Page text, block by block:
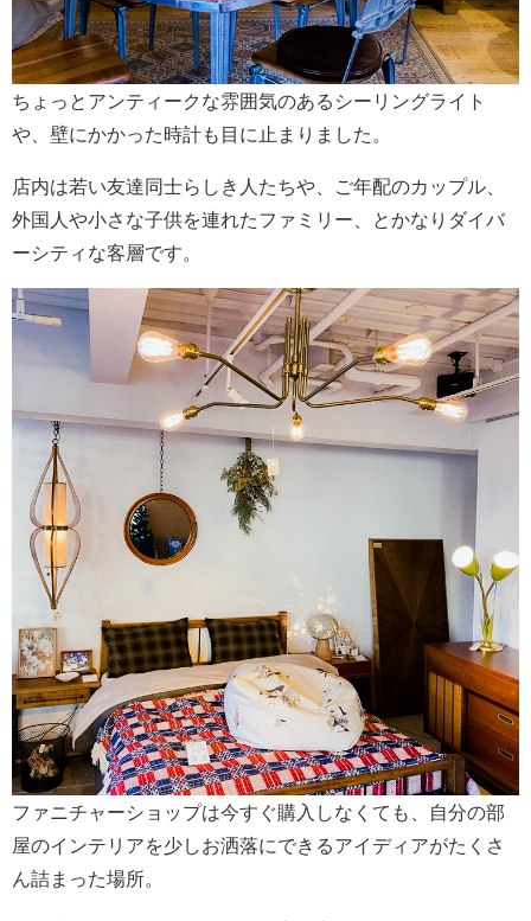
ちょっとアンティークな雰囲気のあるシーリングライト
や、壁にかかった時計も目に止まりました。
店内は若い友達同士らしき人たちや、ご年配のカップル、
外国人や小さな子供を連れたファミリー、とかなりダイバ
ーシティな客層です。
ファニチャーショップは今すぐ購入しなくても、自分の部
屋のインテリアを少しお洒落にできるアイディアがたくさ
ん詰まった場所。